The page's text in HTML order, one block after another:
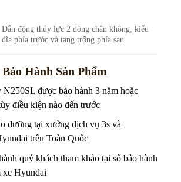
Dẫn động thủy lực 2 dòng chân không, kiểu
đĩa phía trước và tang trống phía sau
Hành Sản Phẩm
được bảo hành 3 năm hoặc
điều kiện nào đến trước
dưỡng tại xưởng dịch vụ 3s và
trên Toàn Quốc
quý khách tham khảo tại sổ bảo hành
xe Hyundai